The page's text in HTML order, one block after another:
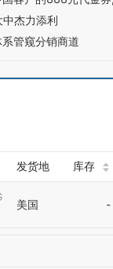
中杰力添利
管窥分销商道
发货地 库存
美国 -